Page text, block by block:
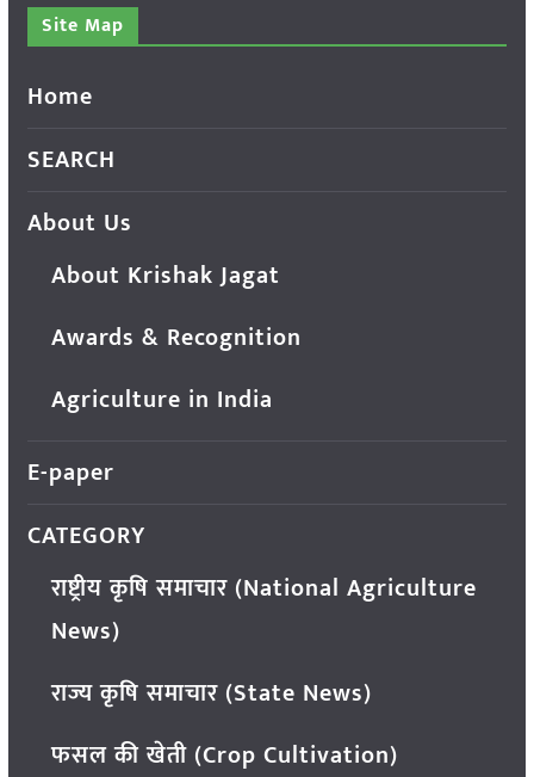
Site Map
Home
SEARCH
About Us
About Krishak Jagat
Awards & Recognition
Agriculture in India
E-paper
CATEGORY
राष्ट्रीय कृषि समाचार (National Agriculture
News)
राज्य कृषि समाचार (State News)
फसल की खेती (Crop Cultivation)